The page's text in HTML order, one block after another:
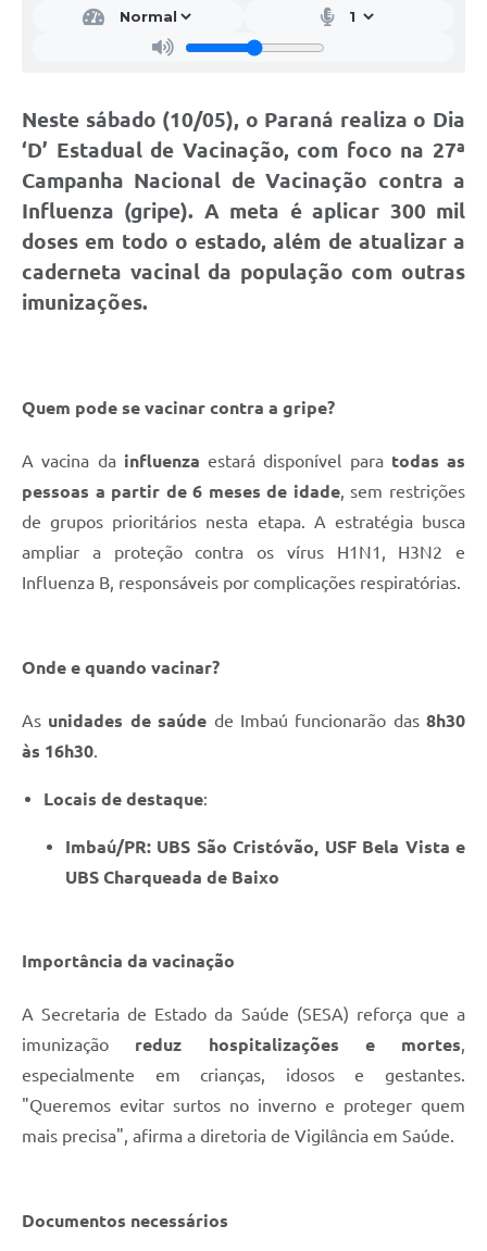
Neste sábado (10/05), o Paraná realiza o Dia
‘D’ Estadual de Vacinação, com foco na 27ª
Campanha Nacional de Vacinação contra a
Influenza (gripe). A meta é aplicar 300 mil
doses em todo o estado, além de atualizar a
caderneta vacinal da população com outras
imunizações.
Quem pode se vacinar contra a gripe?
A vacina da influenza estará disponível para todas as
pessoas a partir de 6 meses de idade, sem restrições
de grupos prioritários nesta etapa. A estratégia busca
ampliar a proteção contra os vírus H1N1, H3N2 e
Influenza B, responsáveis por complicações respiratórias.
Onde e quando vacinar?
As unidades de saúde de Imbaú funcionarão das 8h30
às 16h30.
Locais de destaque:
Imbaú/PR: UBS São Cristóvão, USF Bela Vista e
UBS Charqueada de Baixo
Importância da vacinação
A Secretaria de Estado da Saúde (SESA) reforça que a
imunização reduz hospitalizações e mortes,
especialmente em crianças, idosos e gestantes.
"Queremos evitar surtos no inverno e proteger quem
mais precisa", afirma a diretoria de Vigilância em Saúde.
Documentos necessários